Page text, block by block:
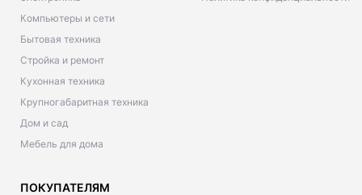
Компьютеры и сети
Бытовая техника
Стройка и ремонт
Кухонная техника
Крупногабаритная техника
Дом и сад
Мебель для дома
ПОКУПАТЕЛЯМ